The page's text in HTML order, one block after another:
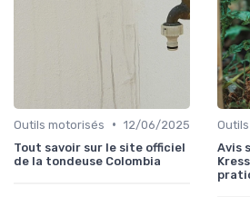
Outils motorisés • 12/06/2025
Tout savoir sur le site officiel
de la tondeuse Colombia
Avis